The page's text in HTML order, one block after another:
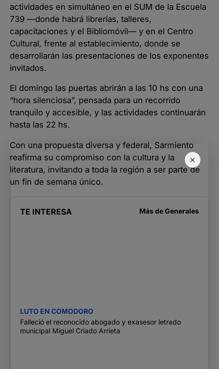
×
actividades en simultáneo en el SUM de la Escuela
739 —donde habrá librerías, talleres,
capacitaciones y el Bibliomóvil— y en el Centro
Cultural, frente al establecimiento, donde se
desarrollarán las presentaciones de los exponentes
invitados.
El domingo las puertas abrirán a las 10 hs con una
“hora silenciosa”, pensada para un recorrido
tranquilo y accesible, y las actividades continuarán
hasta las 22 hs.
Con una propuesta diversa y federal, Sarmiento
reafirma su compromiso con la cultura y la
literatura, invitando a toda la región a ser parte de
un fin de semana único.
TE INTERESA Más deGenerales
LUTO EN COMODORO
Falleció el reconocido abogado y exasesor letrado
municipal Miguel Criado Arrieta